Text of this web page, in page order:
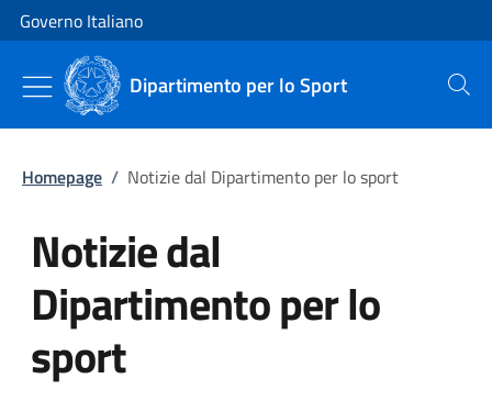
Vai al contenuto
Vai alla navigazione del sito
Governo Italiano
Dipartimento per lo Sport Cerca
Homepage / Notizie dal Dipartimento per lo sport
Notizie dal
Dipartimento per lo
sport